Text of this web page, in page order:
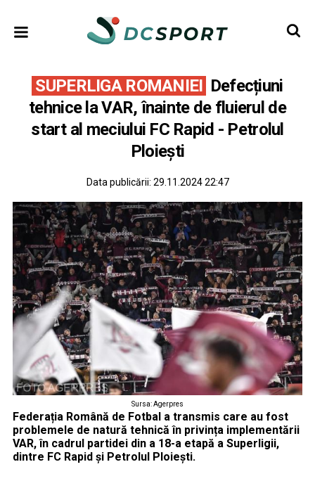
SUPERLIGA ROMANIEI Defecțiuni
tehnice la VAR, înainte de fluierul de
start al meciului FC Rapid - Petrolul
Ploiești
Data publicării: 29.11.2024 22:47
Sursa: Agerpres
Federația Română de Fotbal a transmis care au fost
problemele de natură tehnică în privința implementării
VAR, în cadrul partidei din a 18-a etapă a Superligii,
dintre FC Rapid și Petrolul Ploiești.